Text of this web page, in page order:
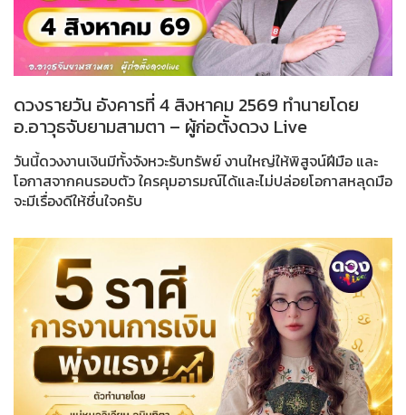
ดวงรายวัน อังคารที่ 4 สิงหาคม 2569 ทำนายโดย
อ.อาวุธจับยามสามตา – ผู้ก่อตั้งดวง Live
วันนี้ดวงงานเงินมีทั้งจังหวะรับทรัพย์ งานใหญ่ให้พิสูจน์ฝีมือ และ
โอกาสจากคนรอบตัว ใครคุมอารมณ์ได้และไม่ปล่อยโอกาสหลุดมือ
จะมีเรื่องดีให้ชื่นใจครับ